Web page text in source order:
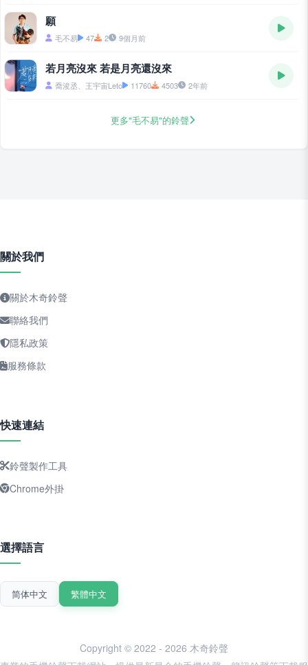
願
毛不易 47 2 9個月前
若月亮沒來 若是月亮還沒來
喬浚丞、王宇宙Leto 11760 4503 2年前
更多"毛不易"的鈴聲
關於我們
關於木奇鈴聲
聯絡我們
隱私政策
服務條款
快速連結
鈴聲製作工具
Chrome外掛
選擇語言
简体中文 繁體中文
Copyright © 2022 - 2026 木奇鈴聲